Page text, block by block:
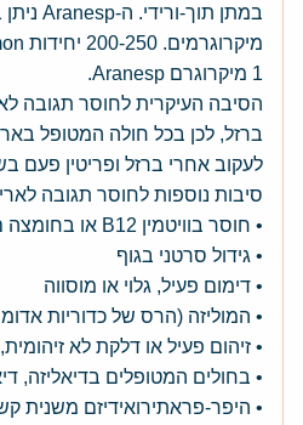
1 מיקרוגרם Aranesp.
הסיבה העיקרית לחוסר תגובה
ברזל, לכן בכל חולה המטופל
לעקוב אחרי ברזל ופריטין פעם
סיבות נוספות לחוסר תגובה
• חוסר בוויטמין B12 או בחומצה םפולית
• גידול סרטני בגוף
• דימום פעיל, גלוי או מוסווה
• המוליזה (הרס של כדוריות
• זיהום פעיל או דלקת לא
• בחולים המטופלים בדיאליזה,
• היפר-פראתירואידיזם משנית